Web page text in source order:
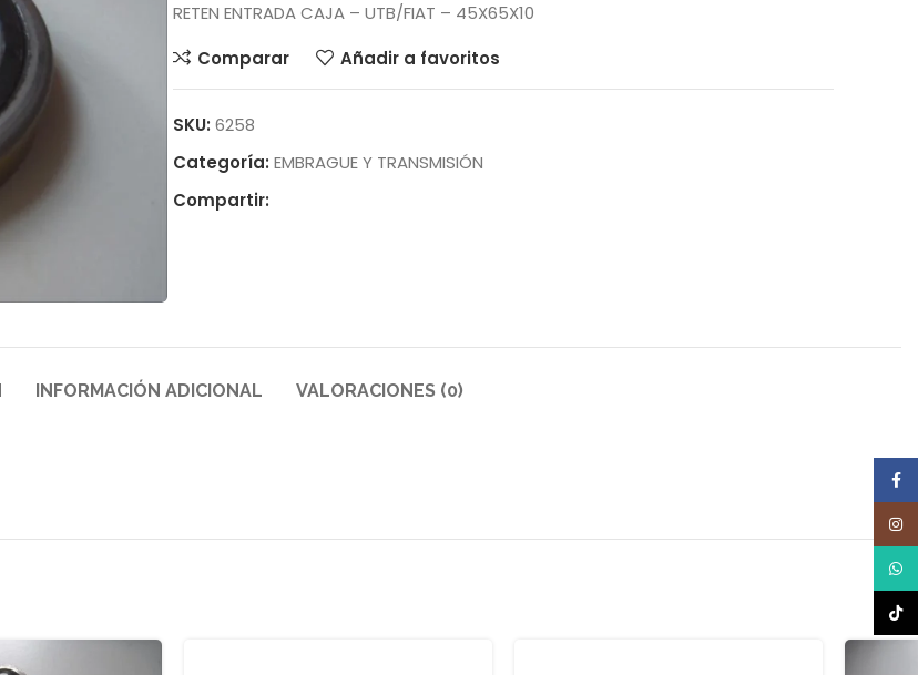
RETEN ENTRADA CAJA – UTB/FIAT – 45X65X10
Comparar
Añadir a favoritos
SKU: 6258
Categoría: EMBRAGUE Y TRANSMISIÓN
Compartir:
INFORMACIÓN ADICIONAL VALORACIONES (0)